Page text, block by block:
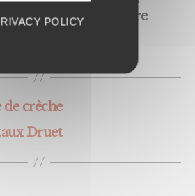
tout en œuvre
de crèche
Druet
POLICY